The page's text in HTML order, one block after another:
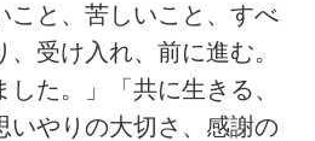
こと、苦しいこと、すべ
受け入れ、前に進む。
た。」「共に生きる、
いやりの大切さ、感謝の